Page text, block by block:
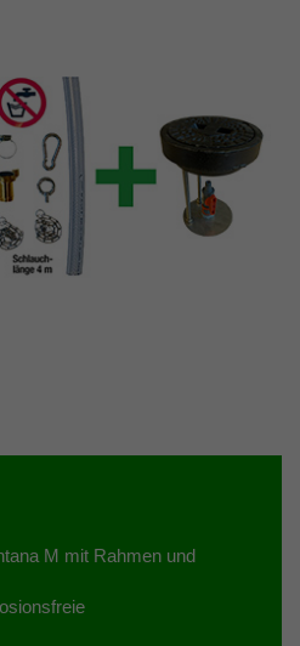
M mit Rahmen und